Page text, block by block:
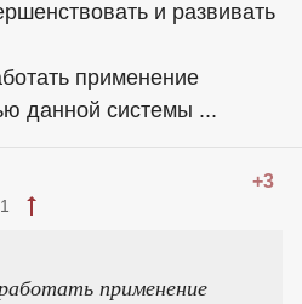
и развивать
применение
данной системы ...
+3
применение